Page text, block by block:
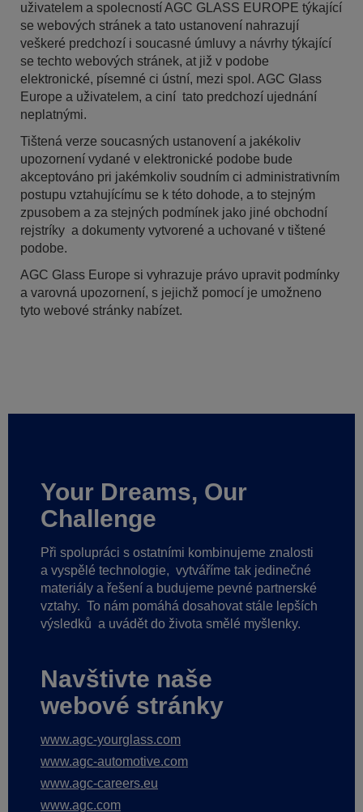
uživatelem a spolecností AGC GLASS EUROPE týkající
se webových stránek a tato ustanovení nahrazují
veškeré predchozí i soucasné úmluvy a návrhy týkající
se techto webových stránek, at již v podobe
elektronické, písemné ci ústní, mezi spol. AGC Glass
Europe a uživatelem, a ciní tato predchozí ujednání
neplatnými.
Tištená verze soucasných ustanovení a jakékoliv
upozornení vydané v elektronické podobe bude
akceptováno pri jakémkoliv soudním ci administrativním
postupu vztahujícímu se k této dohode, a to stejným
zpusobem a za stejných podmínek jako jiné obchodní
rejstríky a dokumenty vytvorené a uchované v tištené
podobe.
AGC Glass Europe si vyhrazuje právo upravit podmínky
a varovná upozornení, s jejichž pomocí je umožneno
tyto webové stránky nabízet.
Your Dreams, Our
Challenge
Při spolupráci s ostatními kombinujeme znalosti
a vyspělé technologie, vytváříme tak jedinečné
materiály a řešení a budujeme pevné partnerské
vztahy. To nám pomáhá dosahovat stále lepších
výsledků a uvádět do života smělé myšlenky.
Navštivte naše
webové stránky
www.agc-yourglass.com
www.agc-automotive.com
www.agc-careers.eu
www.agc.com